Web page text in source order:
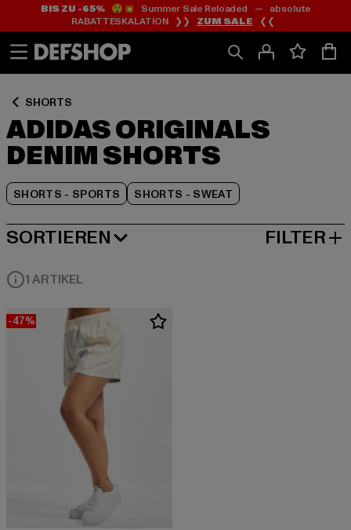
Zum
Inhalt
springen
Zum
Fußzeile
springen
BIS ZU -65%😲💥 Summer Sale Reloaded — absolute
RABATTESKALATION ❯❯ ZUM SALE ❮❮
SHORTS
ADIDAS ORIGINALS
DENIM SHORTS
SHORTS - SPORTS SHORTS - SWEAT
Zum
Produktraster
springen
SORTIEREN
BELIEBTESTE FILTER
1 ARTIKEL
-47%